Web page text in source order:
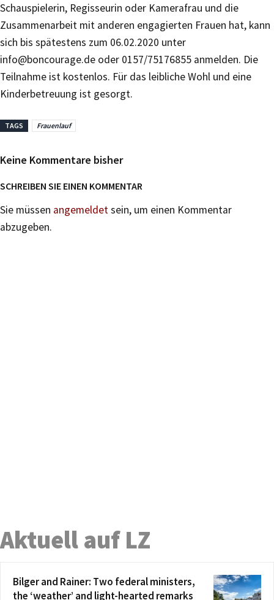
Schauspielerin, Regisseurin oder Kamerafrau und die
Zusammenarbeit mit anderen engagierten Frauen hat, kann
sich bis spätestens zum 06.02.2020 unter
info@boncourage.de oder 0157/75176855 anmelden. Die
Teilnahme ist kostenlos. Für das leibliche Wohl und eine
Kinderbetreuung ist gesorgt.
TAGS Frauenlauf
Keine Kommentare bisher
SCHREIBEN SIE EINEN KOMMENTAR
Sie müssen angemeldetsein, um einen Kommentar
abzugeben.
Aktuell auf LZ
Bilger and Rainer: Two federal ministers,
the ‘weather’ and light-hearted remarks